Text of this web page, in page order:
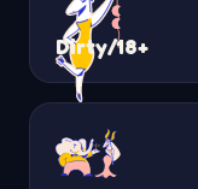
Dirty/18+